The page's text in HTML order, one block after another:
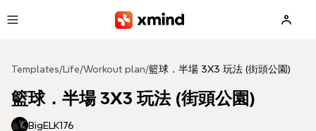
Templates/ Life/Workout plan/籃球．半場 3X3 玩法 (街頭公園)
籃球．半場 3X3 玩法 (街頭公園)
BigELK176